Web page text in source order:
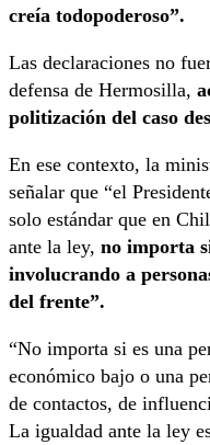
creía todopoderoso”.
Las declaraciones no
defensa de Hermosilla,
politización del caso
En ese contexto, la
señalar que “el
solo estándar que en
ante la ley, no importa
involucrando a
del frente”.
“No importa si es una
económico bajo o una
de contactos, de
La igualdad ante la ley